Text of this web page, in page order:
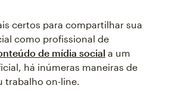
certos para compartilhar sua
como profissional de
de mídia social a um
há inúmeras maneiras de
trabalho on-line.